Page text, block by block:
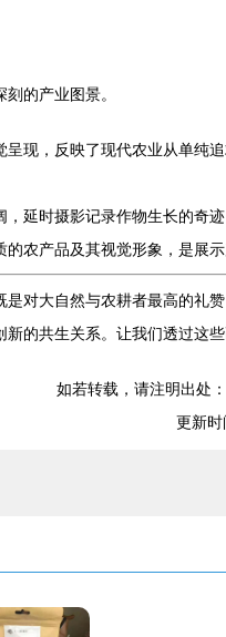
的产业图景。
呈现，反映了现代农业从单纯
，延时摄影记录作物生长的奇
的农产品及其视觉形象，是展
对大自然与农耕者最高的礼
的共生关系。让我们透过这
如若转载，请注明出处
更新